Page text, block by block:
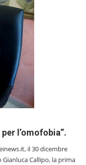
l’omofobia”.
il 30 dicembre
Gianluca Callipo, la prima